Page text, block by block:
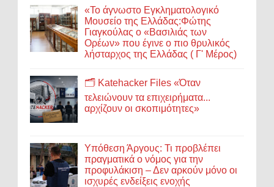
«Το άγνωστο Εγκληματολογικό
Μουσείο της Ελλάδας:Φώτης
Γιαγκούλας ο «Βασιλιάς των
Ορέων» που έγινε ο πιο θρυλικός
λήσταρχος της Ελλάδας ( Γ' Μέρος)
🗂️ Katehacker Files «Όταν
τελειώνουν τα επιχειρήματα...
αρχίζουν οι σκοπιμότητες»
Υπόθεση Άργους: Τι προβλέπει
πραγματικά ο νόμος για την
προφυλάκιση – Δεν αρκούν μόνο οι
ισχυρές ενδείξεις ενοχής